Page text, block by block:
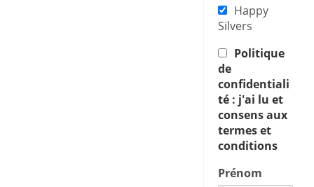
Happy
Silvers
Politique
de
confidentiali
té : j'ai lu et
consens aux
termes et
conditions
Prénom